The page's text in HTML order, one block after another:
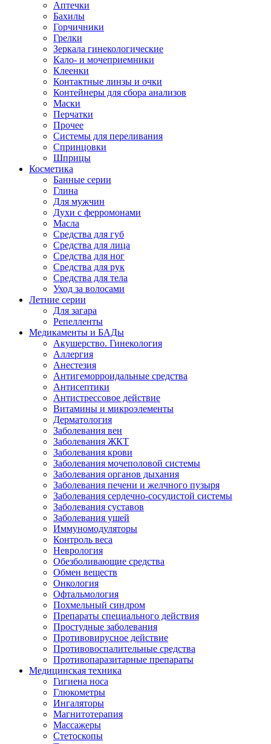
Аптечки
Бахилы
Горчичники
Грелки
Зеркала гинекологические
Кало- и мочеприемники
Клеенки
Контактные линзы и очки
Контейнеры для сбора анализов
Маски
Перчатки
Прочее
Системы для переливания
Спринцовки
Шприцы
Косметика
Банные серии
Глина
Для мужчин
Духи с ферромонами
Масла
Средства для губ
Средства для лица
Средства для ног
Средства для рук
Средства для тела
Уход за волосами
Летние серии
Для загара
Репелленты
Медикаменты и БАДы
Акушерство. Гинекология
Аллергия
Анестезия
Антигеморроидальные средства
Антисептики
Антистрессовое действие
Витамины и микроэлементы
Дерматология
Заболевания вен
Заболевания ЖКТ
Заболевания крови
Заболевания мочеполовой системы
Заболевания органов дыхания
Заболевания печени и желчного пузыря
Заболевания сердечно-сосудистой системы
Заболевания суставов
Заболевания ушей
Иммуномодуляторы
Контроль веса
Неврология
Обезболивающие средства
Обмен веществ
Онкология
Офтальмология
Похмельный синдром
Препараты специального действия
Простудные заболевания
Противовирусное действие
Противовоспалительные средства
Противопаразитарные препараты
Медицинская техника
Гигиена носа
Глюкометры
Ингаляторы
Магнитотерапия
Массажеры
Стетоскопы